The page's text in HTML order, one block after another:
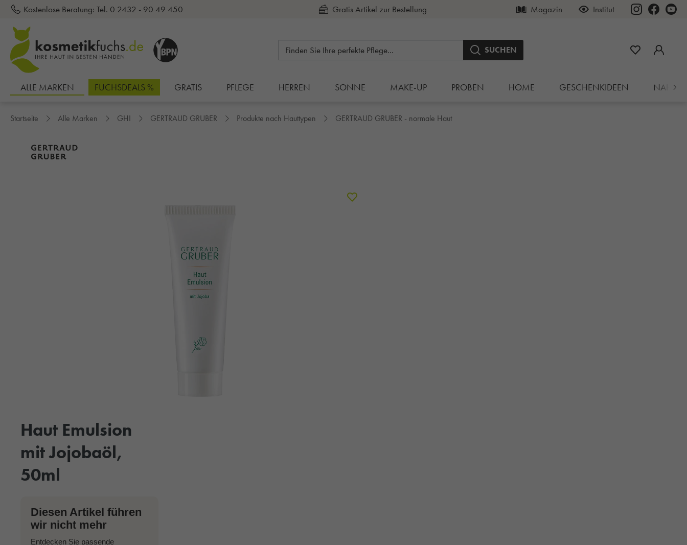
springen
Kostenlose Beratung: Tel. 0 2432 - 90 49 450 Kauf auf Rechnung Magazin Institut
SUCHEN
ALLE MARKEN FUCHSDEALS % GRATIS PFLEGE HERREN SONNE MAKE-UP PROBEN HOME GESCHENKIDEEN
Startseite Alle Marken GHI GERTRAUD GRUBER Produkte nach Hauttypen GERTRAUD GRUBER - normale Haut
Haut Emulsion
mit Jojobaöl,
50ml
Diesen Artikel führen
wir nicht mehr
Entdecken Sie passende